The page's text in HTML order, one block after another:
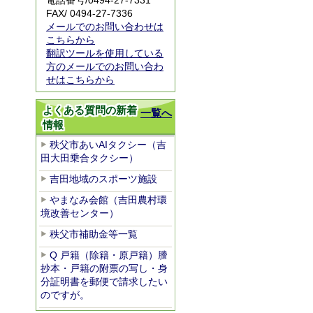
FAX/ 0494-27-7336
メールでのお問い合わせは
こちらから
翻訳ツールを使用している
方のメールでのお問い合わ
せはこちらから
一覧へ
よくある質問の新着
情報
秩父市あいAIタクシー（吉
田大田乗合タクシー）
吉田地域のスポーツ施設
やまなみ会館（吉田農村環
境改善センター）
秩父市補助金等一覧
Q 戸籍（除籍・原戸籍）謄
抄本・戸籍の附票の写し・身
分証明書を郵便で請求したい
のですが。